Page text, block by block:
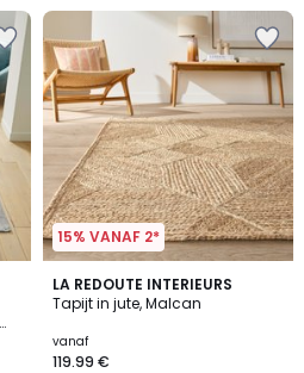
15% VANAF 2*
LA REDOUTE INTERIEURS
Tapijt in jute, Malcan
vanaf
119.99 €
4.1
/ 5